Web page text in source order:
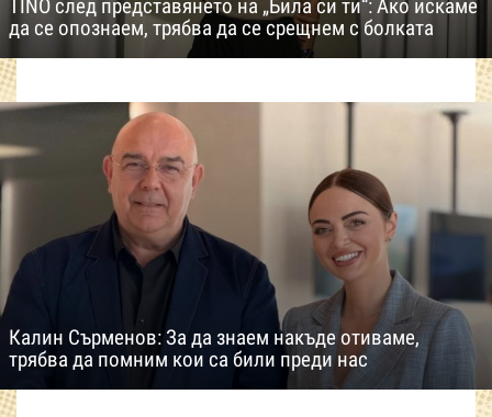
TINO след представянето на „Била си ти“: Ако искаме
да се опознаем, трябва да се срещнем с болката
Калин Сърменов: За да знаем накъде отиваме,
трябва да помним кои са били преди нас